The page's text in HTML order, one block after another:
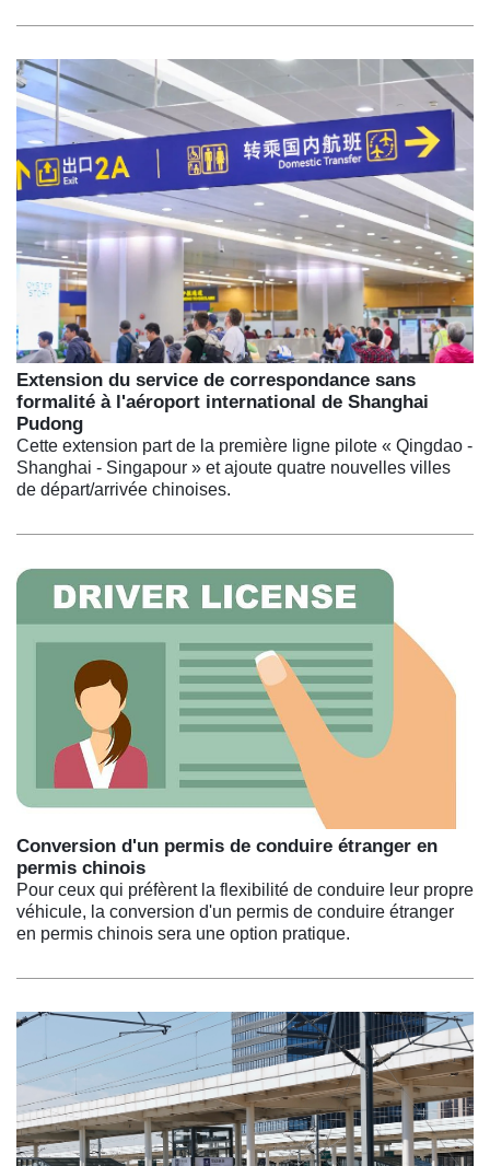
Extension du service de correspondance sans
formalité à l'aéroport international de Shanghai
Pudong
Cette extension part de la première ligne pilote « Qingdao -
Shanghai - Singapour » et ajoute quatre nouvelles villes
de départ/arrivée chinoises.
Conversion d'un permis de conduire étranger en
permis chinois
Pour ceux qui préfèrent la flexibilité de conduire leur propre
véhicule, la conversion d'un permis de conduire étranger
en permis chinois sera une option pratique.